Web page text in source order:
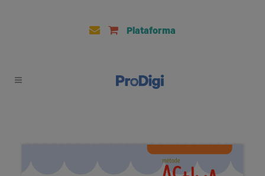
Plataforma